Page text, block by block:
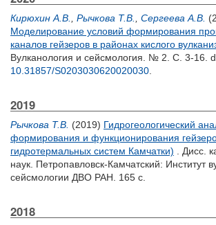
Кирюхин А.В. Рычкова Т.В. Сергеева А.В.
Моделирование условий формирования
каналов гейзеров в районах кислого
Вулканология и сейсмология. № 2. С. 3-16.
10.31857/S0203030620020030
2019
Рычкова Т.В. (2019) Гидрогеологический
формирования и функционирования
гидротермальных систем Камчатки) . Дисс.
наук. Петропавловск-Камчатский: Институт
сейсмологии ДВО РАН. 165 с.
2018